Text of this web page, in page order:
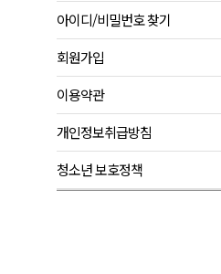
썩고, 무르고..농
강릉시, 민선9
양구군, 원주환
<강원랜드> 관
<강원랜드> 마
원주시, 하반기
아이디/비밀번호 찾기
회원가입
이용약관
개인정보취급방침
청소년 보호정책